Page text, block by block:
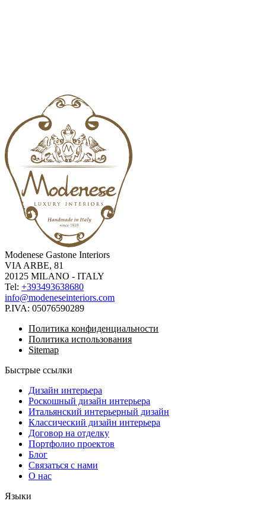
Modenese Gastone Interiors
VIA ARBE, 81
20125 MILANO - ITALY
Tel: +393493638680
info@modeneseinteriors.com
P.IVA: 05076590289
Политика конфиденциальности
Политика использования
Sitemap
Быстрые ссылки
Дизайн интерьера
Роскошный дизайн интерьера
Итальянский интерьерный дизайн
Классический дизайн интерьера
Договор на отделку
Портфолио проектов
Блог
Связаться с нами
О нас
Языки